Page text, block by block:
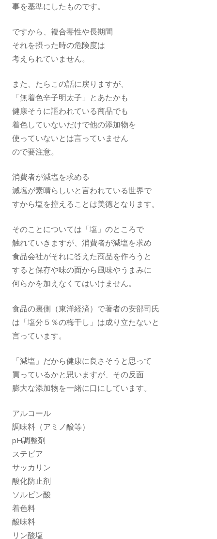
事を基準にしたものです。
ですから、複合毒性や長期間
それを摂った時の危険度は
考えられていません。
また、たらこの話に戻りますが、
「無着色辛子明太子」とあたかも
健康そうに謳われている商品でも
着色していないだけで他の添加物を
使っていないとは言っていません
ので要注意。
消費者が減塩を求める
減塩が素晴らしいと言われている世界で
すから塩を控えることは美徳となります。
そのことについては「塩」のところで
触れていきますが、消費者が減塩を求め
食品会社がそれに答えた商品を作ろうと
すると保存や味の面から風味やうまみに
何らかを加えなくてはいけません。
食品の裏側（東洋経済）で著者の安部司氏
は「塩分５％の梅干し」は成り立たないと
言っています。
「減塩」だから健康に良さそうと思って
買っているかと思いますが、その反面
膨大な添加物を一緒に口にしています。
アルコール
調味料（アミノ酸等）
pH調整剤
ステビア
サッカリン
酸化防止剤
ソルビン酸
着色料
酸味料
リン酸塩